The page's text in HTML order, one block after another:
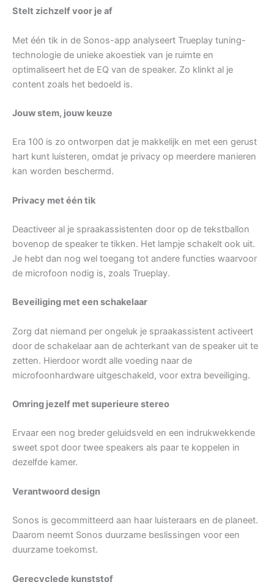
Stelt zichzelf voor je af
Met één tik in de Sonos-app analyseert Trueplay tuning-
technologie de unieke akoestiek van je ruimte en
optimaliseert het de EQ van de speaker. Zo klinkt al je
content zoals het bedoeld is.
Jouw stem, jouw keuze
Era 100 is zo ontworpen dat je makkelijk en met een gerust
hart kunt luisteren, omdat je privacy op meerdere manieren
kan worden beschermd.
Privacy met één tik
Deactiveer al je spraakassistenten door op de tekstballon
bovenop de speaker te tikken. Het lampje schakelt ook uit.
Je hebt dan nog wel toegang tot andere functies waarvoor
de microfoon nodig is, zoals Trueplay.
Beveiliging met een schakelaar
Zorg dat niemand per ongeluk je spraakassistent activeert
door de schakelaar aan de achterkant van de speaker uit te
zetten. Hierdoor wordt alle voeding naar de
microfoonhardware uitgeschakeld, voor extra beveiliging.
Omring jezelf met superieure stereo
Ervaar een nog breder geluidsveld en een indrukwekkende
sweet spot door twee speakers als paar te koppelen in
dezelfde kamer.
Verantwoord design
Sonos is gecommitteerd aan haar luisteraars en de planeet.
Daarom neemt Sonos duurzame beslissingen voor een
duurzame toekomst.
Gerecyclede kunststof